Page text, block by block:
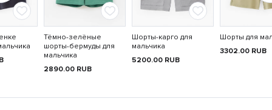
Тёмно-зелёные
шорты-бермуды для
мальчика
2890.00 RUB
Шорты-карго для
мальчика
5200.00 RUB
Шорты для
3302.00 RUB